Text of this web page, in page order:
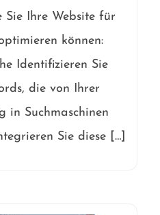
Sie Ihre Website für
können:
Identifizieren Sie
die von Ihrer
in Suchmaschinen
Sie diese […]